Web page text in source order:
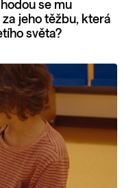
se mu
jeho těžbu, která
světa?